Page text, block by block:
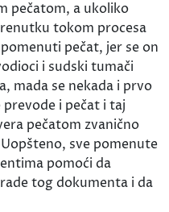
pečatom, a ukoliko
tokom procesa
pečat, jer se on
i sudski tumači
mada se nekada i prvo
i pečat i taj
pečatom zvanično
sve pomenute
pomoći da
tog dokumenta i da